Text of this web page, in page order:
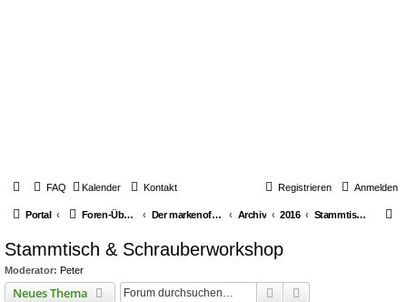
FAQ Kalender Kontakt Anmelden
Registrieren
Portal Foren-Übersicht Der markenoffene Z-Stammtisch für Youngtimerbiker Archiv 2016 Stammtisch & Schrauberworkshop
Stammtisch & Schrauberworkshop
Moderator: Peter
Neues Thema Suche